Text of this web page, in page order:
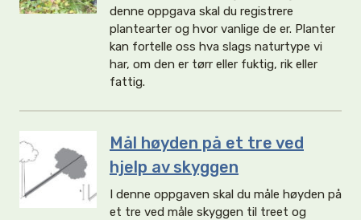
denne oppgava skal du registrere
plantearter og hvor vanlige de er. Planter
kan fortelle oss hva slags naturtype vi
har, om den er tørr eller fuktig, rik eller
fattig.
Mål høyden på et tre ved
hjelp av skyggen
I denne oppgaven skal du måle høyden på
et tre ved måle skyggen til treet og